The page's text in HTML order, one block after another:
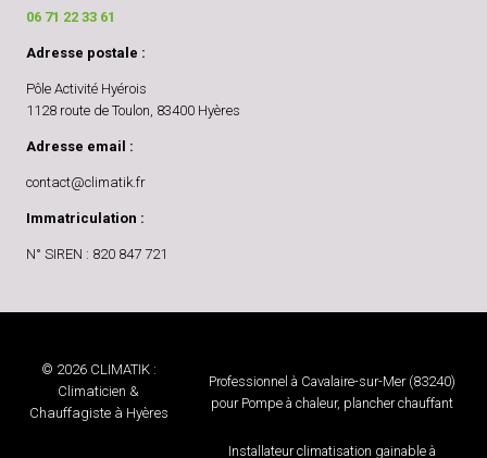
06 71 22 33 61
Adresse postale :
Pôle Activité Hyérois
1128 route de Toulon, 83400 Hyères
Adresse email :
contact@climatik.fr
Immatriculation :
N° SIREN : 820 847 721
© 2026 CLIMATIK :
Climaticien &
Chauffagiste à Hyères
Professionnel à Cavalaire-sur-Mer (83240)
pour Pompe à chaleur, plancher chauffant
Installateur climatisation gainable à